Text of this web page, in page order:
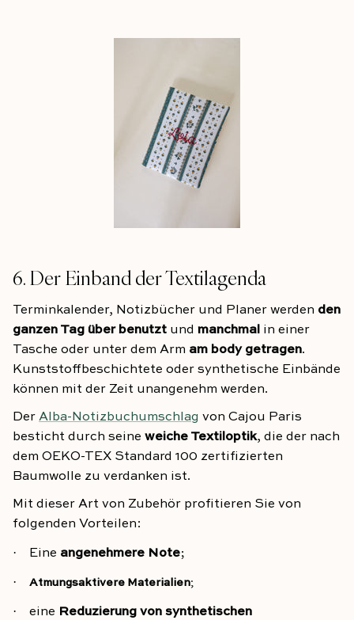
6. Der Einband der Textilagenda
Terminkalender, Notizbücher und Planer werden den
ganzen Tag über benutzt und manchmal in einer
Tasche oder unter dem Arm am body getragen.
Kunststoffbeschichtete oder synthetische Einbände
können mit der Zeit unangenehm werden.
Der Alba-Notizbuchumschlag von Cajou Paris
besticht durch seine weiche Textiloptik, die der nach
dem OEKO-TEX Standard 100 zertifizierten
Baumwolle zu verdanken ist.
Mit dieser Art von Zubehör profitieren Sie von
folgenden Vorteilen:
· Eine angenehmere Note;
· Atmungsaktivere Materialien;
· eine Reduzierung von synthetischen